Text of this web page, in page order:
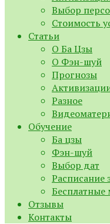
Выбор
Стоимость
Статьи
О Ба Цзы
О Фэн-шуй
Прогнозы
Разное
Обучение
Ба цзы
Фэн-шуй
Выбор дат
Расписание
Бесплатные
Отзывы
Контакты